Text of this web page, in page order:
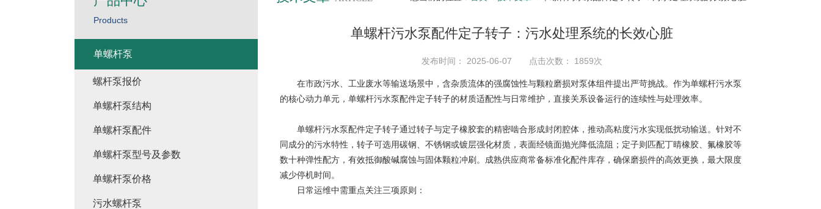
单螺杆污水泵配件定子转子：污水处理系统的长效心脏
发布时间： 2025-06-07 点击次数： 1859次
在市政污水、工业废水等输送场景中，含杂质流体的强腐蚀性与颗粒磨损对泵体组件提出严苛挑战。作为单螺杆污水泵
的核心动力单元，单螺杆污水泵配件定子转子的材质适配性与日常维护，直接关系设备运行的连续性与处理效率。
单螺杆污水泵配件定子转子通过转子与定子橡胶套的精密啮合形成封闭腔体，推动高粘度污水实现低扰动输送。针对不
同成分的污水特性，转子可选用碳钢、不锈钢或镀层强化材质，表面经镜面抛光降低流阻；定子则匹配丁晴橡胶、氟橡胶等
数十种弹性配方，有效抵御酸碱腐蚀与固体颗粒冲刷。成熟供应商常备标准化配件库存，确保磨损件的高效更换，最大限度
减少停机时间。
日常运维中需重点关注三项原则：
Products
单螺杆泵
螺杆泵报价
单螺杆泵结构
单螺杆泵配件
单螺杆泵型号及参数
单螺杆泵价格
污水螺杆泵